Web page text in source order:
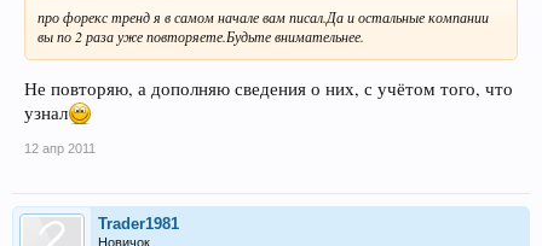
про форекс тренд я в самом начале вам писал.Да и остальные компании
вы по 2 раза уже повторяете.Будьте внимательнее.
Не повторяю, а дополняю сведения о них, с учётом того, что
узнал
12 апр 2011
Trader1981
Новичок